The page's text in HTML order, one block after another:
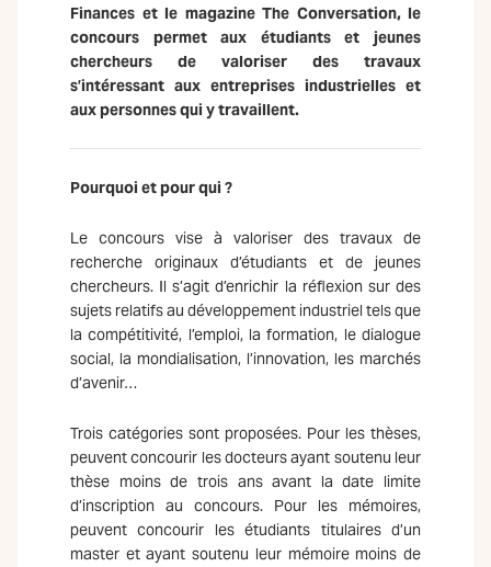
Finances et le magazine The Conversation, le
concours permet aux étudiants et jeunes
chercheurs de valoriser des travaux
s’intéressant aux entreprises industrielles et
aux personnes qui y travaillent.
Pourquoi et pour qui ?
Le concours vise à valoriser des travaux de
recherche originaux d’étudiants et de jeunes
chercheurs. Il s’agit d’enrichir la réflexion sur des
sujets relatifs au développement industriel tels que
la compétitivité, l’emploi, la formation, le dialogue
social, la mondialisation, l’innovation, les marchés
d’avenir…
Trois catégories sont proposées. Pour les thèses,
peuvent concourir les docteurs ayant soutenu leur
thèse moins de trois ans avant la date limite
d’inscription au concours. Pour les mémoires,
peuvent concourir les étudiants titulaires d’un
master et ayant soutenu leur mémoire moins de